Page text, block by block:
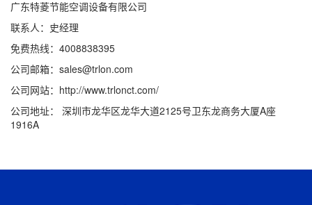
广东特菱节能空调设备有限公司
联系人：史经理
免费热线：4008838395
公司邮箱：sales@trlon.com
公司网站：http://www.trlonct.com/
公司地址： 深圳市龙华区龙华大道2125号卫东龙商务大厦A座
1916A